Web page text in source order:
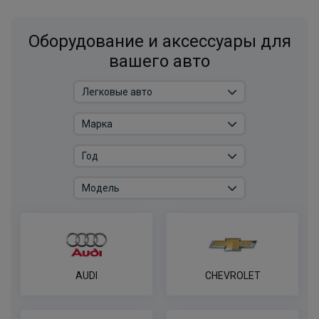
System для Renault Sandero Stepway
ПОД ЗАКАЗ ОТ 14 ДНЕЙ
Концепт Авто ​для Renault Logan
ПОД ЗАКАЗ ОТ 14 ДНЕЙ
по запросу
Оборудование и аксессуары для
вашего авто
AUDI CHEVROLET